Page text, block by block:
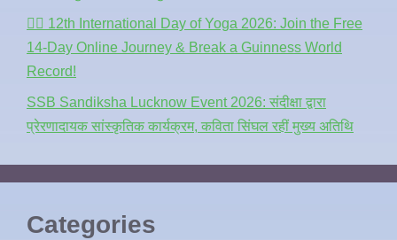
🧘‍♂️ 12th International Day of Yoga 2026: Join the Free
14-Day Online Journey & Break a Guinness World
Record!
SSB Sandiksha Lucknow Event 2026: संदीक्षा द्वारा
प्रेरणादायक सांस्कृतिक कार्यक्रम, कविता सिंघल रहीं मुख्य अतिथि
Categories